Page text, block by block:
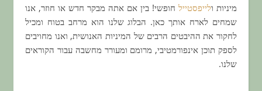
מיניות ולייפסטייל חופשי! בין אם אתה מבקר חדש או חוזר, אנו
שמחים לארח אותך כאן. הבלוג שלנו הוא מרחב בטוח ומכיל
לחקור את ההיבטים הרבים של המיניות האנושית, ואנו מחויבים
לספק תוכן אינפורמטיבי, מרומם ומעורר מחשבה עבור הקוראים
שלנו.